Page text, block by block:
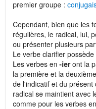
premier groupe :
Cependant, bien que les
régulières, le radical, lui,
ou présenter plusieurs
Le verbe clarifier
Les verbes en -ieront la
la première et la
de l'indicatif et du présent
radical se maintient avec
comme pour les verbes en